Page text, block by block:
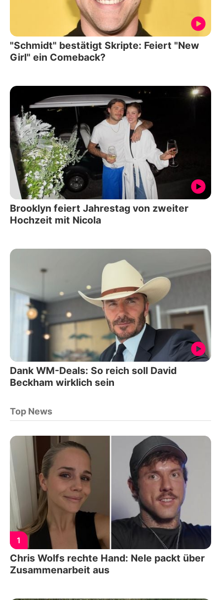
"Schmidt" bestätigt Skripte: Feiert "New
Girl" ein Comeback?
Brooklyn feiert Jahrestag von zweiter
Hochzeit mit Nicola
Dank WM-Deals: So reich soll David
Beckham wirklich sein
Top News
1
Chris Wolfs rechte Hand: Nele packt über
Zusammenarbeit aus